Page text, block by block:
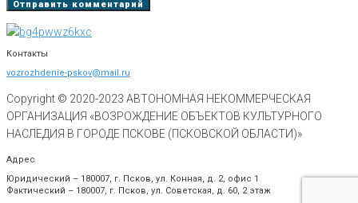
Контакты
vozrozhdenie-pskov@mail.ru
Copyright © 2020-2023 АВТОНОМНАЯ НЕКОММЕРЧЕСКАЯ
ОРГАНИЗАЦИЯ «ВОЗРОЖДЕНИЕ ОБЪЕКТОВ КУЛЬТУРНОГО
НАСЛЕДИЯ В ГОРОДЕ ПСКОВЕ (ПСКОВСКОЙ ОБЛАСТИ)»
Адрес
Юридический – 180007, г. Псков, ул. Конная, д. 2, офис 1
Фактический – 180007, г. Псков, ул. Советская, д. 60, 2 этаж